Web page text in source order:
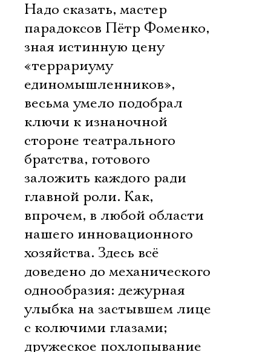
Надо сказать, мастер
парадоксов Пётр Фоменко,
зная истинную цену
«террариуму
единомышленников»,
весьма умело подобрал
ключи к изнаночной
стороне театрального
братства, готового
заложить каждого ради
главной роли. Как,
впрочем, в любой области
нашего инновационного
хозяйства. Здесь всё
доведено до механического
однообразия: дежурная
улыбка на застывшем лице
с колючими глазами;
дружеское похлопывание
Электропочта
Имя